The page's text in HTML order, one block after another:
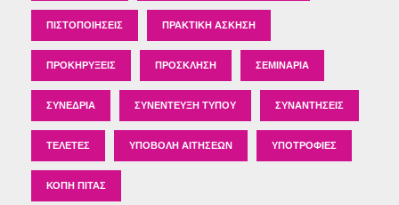
ΠΙΣΤΟΠΟΙΉΣΕΙΣ ΠΡΑΚΤΙΚΉ ΆΣΚΗΣΗ
ΠΡΟΚΗΡΎΞΕΙΣ ΠΡΌΣΚΛΗΣΗ ΣΕΜΙΝΆΡΙΑ
ΣΥΝΈΔΡΙΑ ΣΥΝΈΝΤΕΥΞΗ ΤΎΠΟΥ ΣΥΝΑΝΤΉΣΕΙΣ
ΤΕΛΕΤΈΣ ΥΠΟΒΟΛΉ ΑΙΤΉΣΕΩΝ ΥΠΟΤΡΟΦΊΕΣ
ΚΟΠΉ ΠΊΤΑΣ